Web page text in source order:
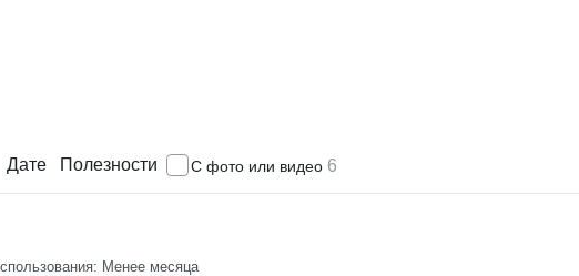
Дате Полезности С фото или видео 6
Менее месяца